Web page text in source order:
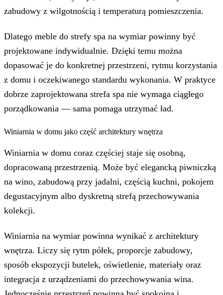
zabudowy z wilgotnością i temperaturą pomieszczenia.
Dlatego meble do strefy spa na wymiar powinny być
projektowane indywidualnie. Dzięki temu można
dopasować je do konkretnej przestrzeni, rytmu korzystania
z domu i oczekiwanego standardu wykonania. W praktyce
dobrze zaprojektowana strefa spa nie wymaga ciągłego
porządkowania — sama pomaga utrzymać ład.
Winiarnia w domu jako część architektury wnętrza
Winiarnia w domu coraz częściej staje się osobną,
dopracowaną przestrzenią. Może być elegancką piwniczką
na wino, zabudową przy jadalni, częścią kuchni, pokojem
degustacyjnym albo dyskretną strefą przechowywania
kolekcji.
Winiarnia na wymiar powinna wynikać z architektury
wnętrza. Liczy się rytm półek, proporcje zabudowy,
sposób ekspozycji butelek, oświetlenie, materiały oraz
integracja z urządzeniami do przechowywania wina.